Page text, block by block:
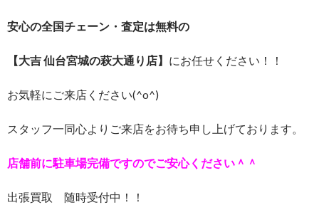
安心の全国チェーン・査定は無料の
【大吉 仙台宮城の萩大通り店】 にお任せください！！
お気軽にご来店ください(^o^)
スタッフ一同心よりご来店をお待ち申し上げております。
店舗前に駐車場完備ですのでご安心ください＾＾
出張買取 随時受付中！！